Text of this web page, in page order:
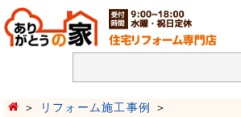
リフォーム施工事例